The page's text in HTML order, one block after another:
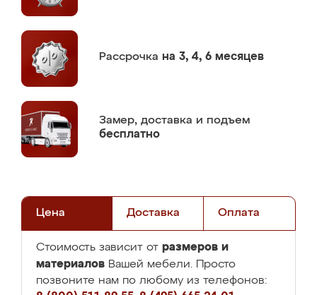
Рассрочка на 3, 4, 6 месяцев
Замер, доставка и подъем
бесплатно
Цена Доставка Оплата
Стоимость зависит от размеров и
материалов Вашей мебели. Просто
позвоните нам по любому из телефонов: